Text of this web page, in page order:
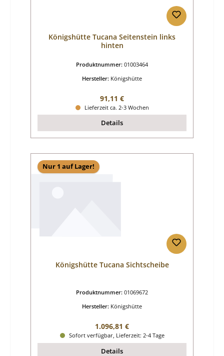
Königshütte Tucana Seitenstein links
hinten
Produktnummer: 01003464
Hersteller: Königshütte
Regulärer Preis:
91,11 €
Lieferzeit ca. 2-3 Wochen
Details
Nur 1 auf Lager!
Königshütte Tucana Sichtscheibe
Produktnummer: 01069672
Hersteller: Königshütte
Regulärer Preis:
1.096,81 €
Sofort verfügbar, Lieferzeit: 2-4 Tage
Details